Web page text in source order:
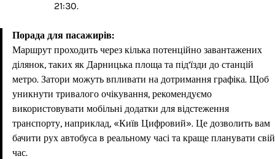
21:30.
Порада для пасажирів:
Маршрут проходить через кілька потенційно завантажених
ділянок, таких як Дарницька площа та під’їзди до станцій
метро. Затори можуть впливати на дотримання графіка. Щоб
уникнути тривалого очікування, рекомендуємо
використовувати мобільні додатки для відстеження
транспорту, наприклад, «Київ Цифровий». Це дозволить вам
бачити рух автобуса в реальному часі та краще планувати свій
час.